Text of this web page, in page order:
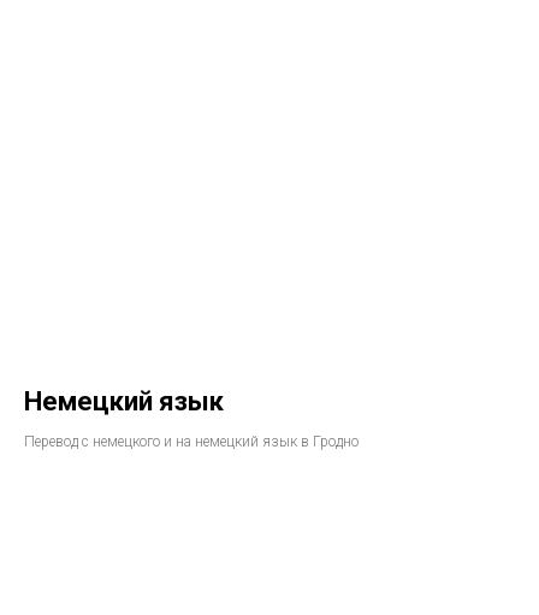
Немецкий язык
Перевод с немецкого и на немецкий язык в Гродно